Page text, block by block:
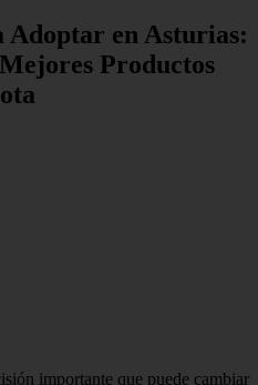
Adoptar en Asturias:
Productos
importante que puede cambiar